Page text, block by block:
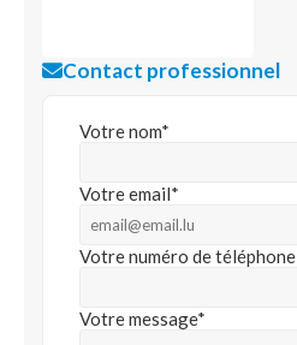
Contact professionnel
Votre nom*
Votre email*
Votre numéro de téléphone
Votre message*